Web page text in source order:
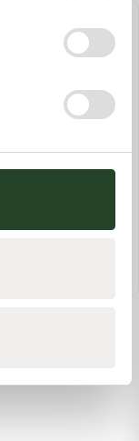
Polar Synt